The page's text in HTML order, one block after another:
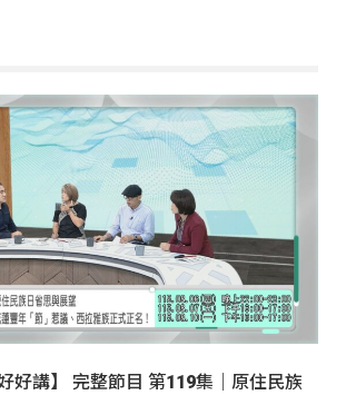
好講】 完整節目 第119集｜原住民族